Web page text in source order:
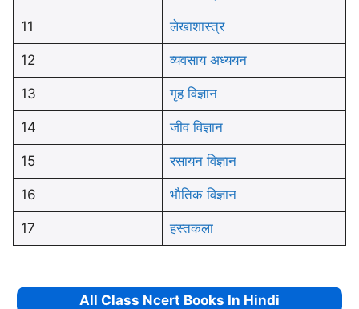
11 लेखाशास्त्र
12 व्यवसाय अध्ययन
13 गृह विज्ञान
14 जीव विज्ञान
15 रसायन विज्ञान
16 भौतिक विज्ञान
17 हस्तकला
All Class Ncert Books In Hindi